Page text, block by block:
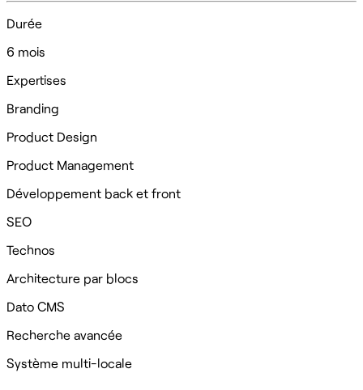
Durée
6 mois
Expertises
Branding
Product Design
Product Management
Développement back et front
SEO
Technos
Architecture par blocs
Dato CMS
Recherche avancée
Système multi-locale